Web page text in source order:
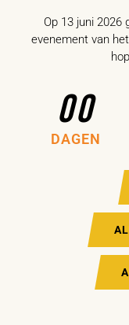
Op 13 juni 2026
evenement van
00
DAGEN